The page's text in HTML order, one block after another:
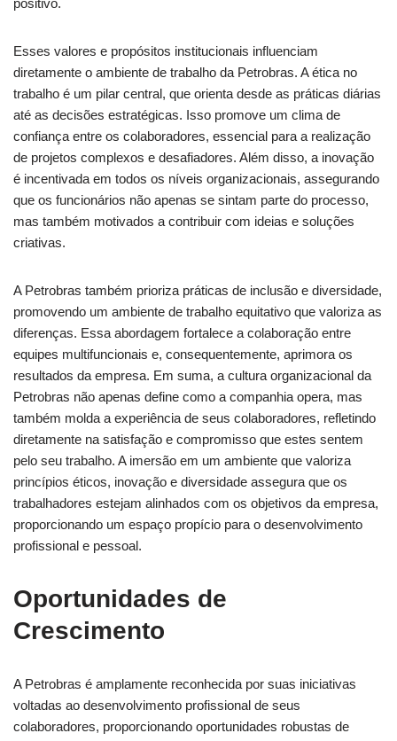
positivo.
Esses valores e propósitos institucionais influenciam
diretamente o ambiente de trabalho da Petrobras. A ética no
trabalho é um pilar central, que orienta desde as práticas diárias
até as decisões estratégicas. Isso promove um clima de
confiança entre os colaboradores, essencial para a realização
de projetos complexos e desafiadores. Além disso, a inovação
é incentivada em todos os níveis organizacionais, assegurando
que os funcionários não apenas se sintam parte do processo,
mas também motivados a contribuir com ideias e soluções
criativas.
A Petrobras também prioriza práticas de inclusão e diversidade,
promovendo um ambiente de trabalho equitativo que valoriza as
diferenças. Essa abordagem fortalece a colaboração entre
equipes multifuncionais e, consequentemente, aprimora os
resultados da empresa. Em suma, a cultura organizacional da
Petrobras não apenas define como a companhia opera, mas
também molda a experiência de seus colaboradores, refletindo
diretamente na satisfação e compromisso que estes sentem
pelo seu trabalho. A imersão em um ambiente que valoriza
princípios éticos, inovação e diversidade assegura que os
trabalhadores estejam alinhados com os objetivos da empresa,
proporcionando um espaço propício para o desenvolvimento
profissional e pessoal.
Oportunidades de
Crescimento
A Petrobras é amplamente reconhecida por suas iniciativas
voltadas ao desenvolvimento profissional de seus
colaboradores, proporcionando oportunidades robustas de